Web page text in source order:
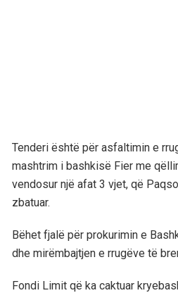
Tenderi është për asfaltimin e
mashtrim i bashkisë Fier me
vendosur një afat 3 vjet, që
zbatuar.
Bëhet fjalë për prokurimin e
dhe mirëmbajtjen e rrugëve të
Fondi Limit që ka caktuar